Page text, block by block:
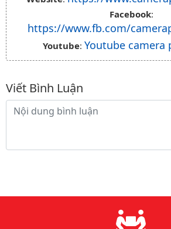
Facebook:
https://www.fb.com/
Youtube: Youtube camera
Viết Bình Luận
Nội dung bình luận
Lý do chọn chúng tôi